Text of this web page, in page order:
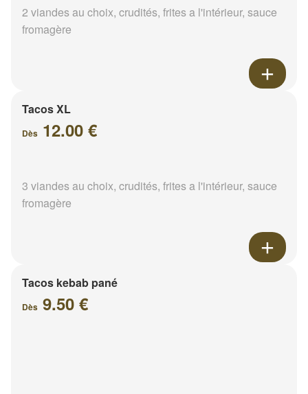
2 viandes au choix, crudités, frites a l'intérieur, sauce
fromagère
Tacos XL
Dès 12.00 €
3 viandes au choix, crudités, frites a l'intérieur, sauce
fromagère
Tacos kebab pané
Dès 9.50 €